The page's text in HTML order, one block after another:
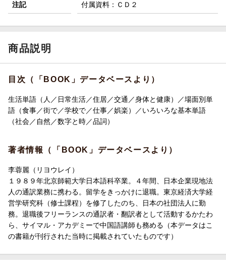
注記 付属資料：ＣＤ２
商品説明
目次（「BOOK」データベースより）
生活単語（人／日常生活／住居／交通／身体と健康）／場面別単
語（食事／街で／学校で／仕事／娯楽）／いろいろな基本単語
（社会／自然／数字と時／品詞）
著者情報（「BOOK」データベースより）
李蓉麗（リヨウレイ）
１９８９年北京師範大学日本語科卒業。４年間、日本企業現地法
人の通訳業務に携わる。留学をきっかけに退職。東京経済大学経
営学研究科（修士課程）を修了したのち、日本の社団法人に勤
務。退職後フリーランスの通訳者・翻訳者として活動するかたわ
ら、サイマル・アカデミーで中国語講師も務める（本データはこ
の書籍が刊行された当時に掲載されていたものです）